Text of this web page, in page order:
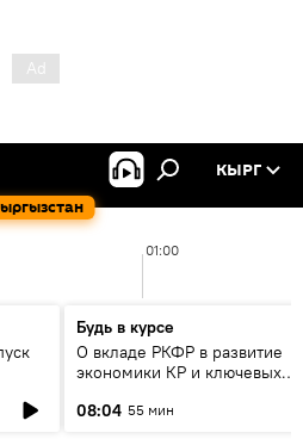
КЫРГ
01:00
Будь в курсе
О вкладе РКФР в развитие
экономики КР и ключевых
08:04 55 мин